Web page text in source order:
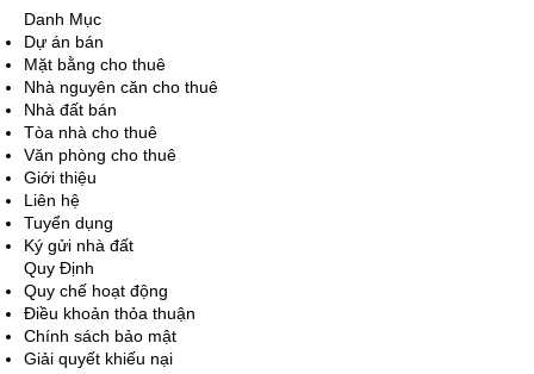
Danh Mục
Dự án bán
Mặt bằng cho thuê
Nhà nguyên căn cho thuê
Nhà đất bán
Tòa nhà cho thuê
Văn phòng cho thuê
Giới thiệu
Liên hệ
Tuyển dụng
Ký gửi nhà đất
Quy Định
Quy chế hoạt động
Điều khoản thỏa thuận
Chính sách bảo mật
Giải quyết khiếu nại